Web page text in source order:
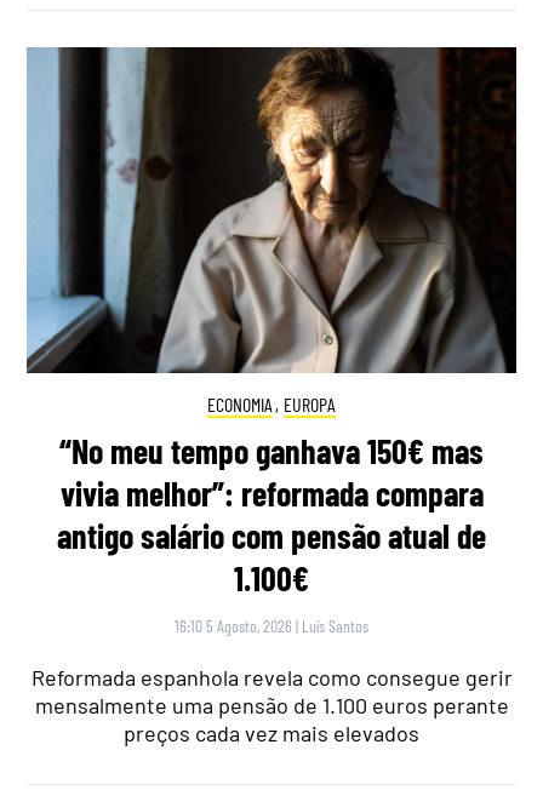
ECONOMIA , EUROPA
“No meu tempo ganhava 150€ mas
vivia melhor”: reformada compara
antigo salário com pensão atual de
1.100€
16:10 5 Agosto, 2026 | Luís Santos
Reformada espanhola revela como consegue gerir
mensalmente uma pensão de 1.100 euros perante
preços cada vez mais elevados